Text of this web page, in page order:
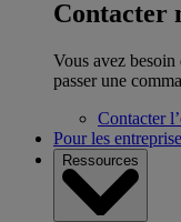
Contacter
Vous avez
passer une
Contacter
Pour les
Ressources